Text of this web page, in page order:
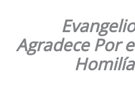
Agradece Por